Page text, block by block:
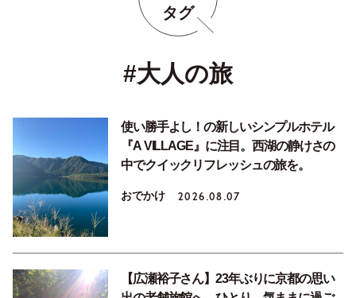
タグ
#大人の旅
使い勝手よし！の新しいシンプルホテル
『A VILLAGE』に注目。西湖の静けさの
中でクイックリフレッシュの旅を。
おでかけ 2026.08.07
【広瀬裕子さん】23年ぶりに京都の思い